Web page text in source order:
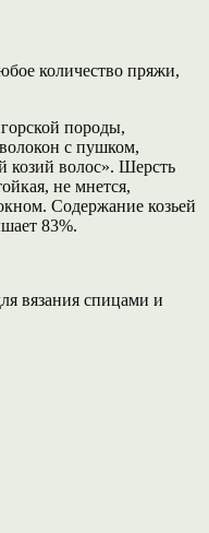
количество пряжи,
породы,
с пушком,
козий волос». Шерсть
не мнется,
Содержание козьей
83%.
вязания спицами и